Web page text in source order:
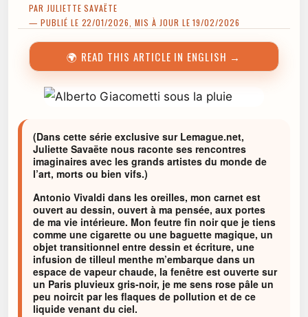
PAR JULIETTE SAVAËTE
— PUBLIÉ LE 22/01/2026, MIS À JOUR LE 19/02/2026
🌍 READ THIS ARTICLE IN ENGLISH →
(Dans cette série exclusive sur Lemague.net,
Juliette Savaëte nous raconte ses rencontres
imaginaires avec les grands artistes du monde de
l’art, morts ou bien vifs.)
Antonio Vivaldi dans les oreilles, mon carnet est
ouvert au dessin, ouvert à ma pensée, aux portes
de ma vie intérieure. Mon feutre fin noir que je tiens
comme une cigarette ou une baguette magique, un
objet transitionnel entre dessin et écriture, une
infusion de tilleul menthe m’embarque dans un
espace de vapeur chaude, la fenêtre est ouverte sur
un Paris pluvieux gris-noir, je me sens rose pâle un
peu noircit par les flaques de pollution et de ce
liquide venant du ciel.